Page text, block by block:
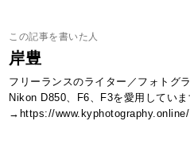
この記事を書いた人
岸豊
フリーランスのライター／フォトグ
Nikon D850、F6、F3を愛用してい
→https://www.kyphotography.online/